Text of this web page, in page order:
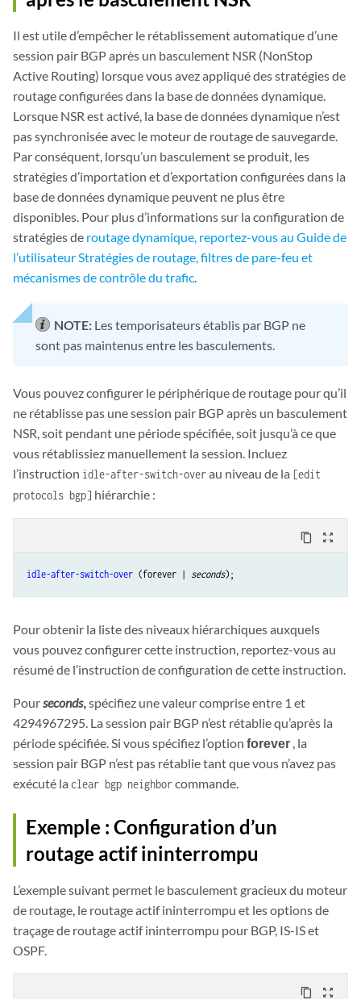
Il est utile d’empêcher le rétablissement automatique d’une
session pair BGP après un basculement NSR (NonStop
Active Routing) lorsque vous avez appliqué des stratégies de
routage configurées dans la base de données dynamique.
Lorsque NSR est activé, la base de données dynamique n’est
pas synchronisée avec le moteur de routage de sauvegarde.
Par conséquent, lorsqu’un basculement se produit, les
stratégies d’importation et d’exportation configurées dans la
base de données dynamique peuvent ne plus être
disponibles. Pour plus d’informations sur la configuration de
stratégies de routage dynamique, reportez-vous au Guide de
l’utilisateur Stratégies de routage, filtres de pare-feu et
mécanismes de contrôle du trafic.
NOTE: Les temporisateurs établis par BGP ne
sont pas maintenus entre les basculements.
Vous pouvez configurer le périphérique de routage pour qu’il
ne rétablisse pas une session pair BGP après un basculement
NSR, soit pendant une période spécifiée, soit jusqu’à ce que
vous rétablissiez manuellement la session. Incluez
l’instruction idle-after-switch-overau niveau de la [edit
protocols bgp] hiérarchie :
content_copy zoom_out_map
idle-after-switch-over (forever | seconds
Pour obtenir la liste des niveaux hiérarchiques auxquels
vous pouvez configurer cette instruction, reportez-vous au
résumé de l’instruction de configuration de cette instruction.
Pourseconds,spécifiez une valeur comprise entre 1 et
4294967295. La session pair BGP n’est rétablie qu’après la
période spécifiée. Si vous spécifiez l’option forever , la
session pair BGP n’est pas rétablie tant que vous n’avez pas
exécuté la clear bgp neighborcommande.
Exemple : Configuration d’un
routage actif ininterrompu
L’exemple suivant permet le basculement gracieux du moteur
de routage, le routage actif ininterrompu et les options de
traçage de routage actif ininterrompu pour BGP, IS-IS et
OSPF.
content_copy zoom_out_map